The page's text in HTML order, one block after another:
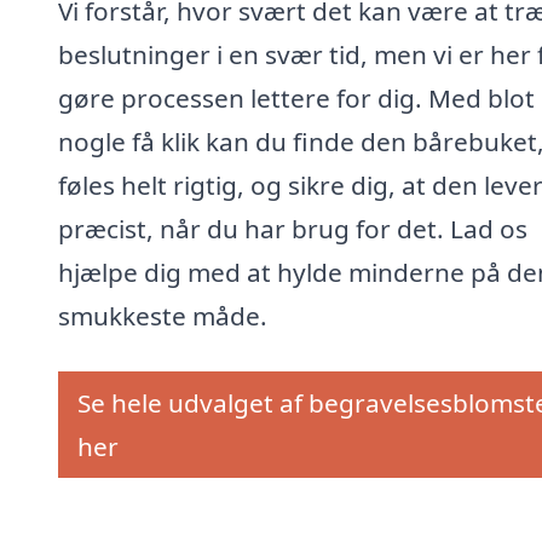
Vi forstår, hvor svært det kan være at
beslutninger i en svær tid, men vi er her
gøre processen lettere for dig. Med blot
nogle få klik kan du finde den
føles helt rigtig, og sikre dig, at den
præcist, når du har brug for det. Lad os
hjælpe dig med at hylde minderne på
smukkeste måde.
Se hele udvalget af
her